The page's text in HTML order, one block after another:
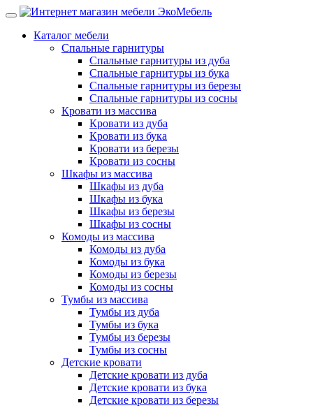
Каталог мебели
Спальные гарнитуры
Спальные гарнитуры из дуба
Спальные гарнитуры из бука
Спальные гарнитуры из березы
Спальные гарнитуры из сосны
Кровати из массива
Кровати из дуба
Кровати из бука
Кровати из березы
Кровати из сосны
Шкафы из массива
Шкафы из дуба
Шкафы из бука
Шкафы из березы
Шкафы из сосны
Комоды из массива
Комоды из дуба
Комоды из бука
Комоды из березы
Комоды из сосны
Тумбы из массива
Тумбы из дуба
Тумбы из бука
Тумбы из березы
Тумбы из сосны
Детские кровати
Детские кровати из дуба
Детские кровати из бука
Детские кровати из березы